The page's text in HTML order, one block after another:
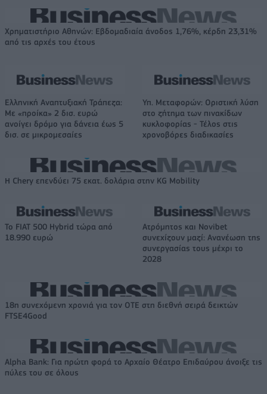
Χρηματιστήριο Αθηνών: Εβδομαδιαία άνοδος 1,76%, κέρδη 23,31%
από τις αρχές του έτους
Ελληνική Αναπτυξιακή Τράπεζα:
Με «προίκα» 2 δισ. ευρώ
ανοίγει δρόμο για δάνεια έως 5
δισ. σε μικρομεσαίες
Υπ. Μεταφορών: Οριστική λύση
στο ζήτημα των πινακίδων
κυκλοφορίας - Τέλος στις
χρονοβόρες διαδικασίες
Η Chery επενδύει 75 εκατ. δολάρια στην KG Mobility
Το FIAT 500 Hybrid τώρα από
18.990 ευρώ
Ατρόμητος και Novibet
συνεχίζουν μαζί: Ανανέωση της
συνεργασίας τους μέχρι το
2028
18η συνεχόμενη χρονιά για τον ΟΤΕ στη διεθνή σειρά δεικτών
FTSE4Good
Alpha Bank: Για πρώτη φορά το Αρχαίο Θέατρο Επιδαύρου άνοιξε τις
πύλες του σε όλους